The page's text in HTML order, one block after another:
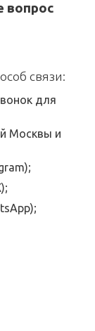
вопрос
связи:
для
Москвы и